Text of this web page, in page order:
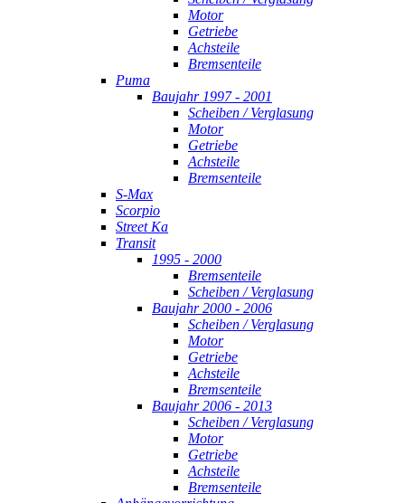
Motor
Getriebe
Achsteile
Bremsenteile
Puma
Baujahr 1997 - 2001
Scheiben / Verglasung
Motor
Getriebe
Achsteile
Bremsenteile
S-Max
Scorpio
Street Ka
Transit
1995 - 2000
Bremsenteile
Scheiben / Verglasung
Baujahr 2000 - 2006
Scheiben / Verglasung
Motor
Getriebe
Achsteile
Bremsenteile
Baujahr 2006 - 2013
Scheiben / Verglasung
Motor
Getriebe
Achsteile
Bremsenteile